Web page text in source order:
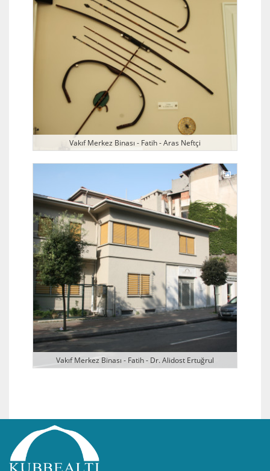
Vakıf Merkez Binası - Fatih - Aras Neftçi
Vakıf Merkez Binası - Fatih - Dr. Alidost Ertuğrul